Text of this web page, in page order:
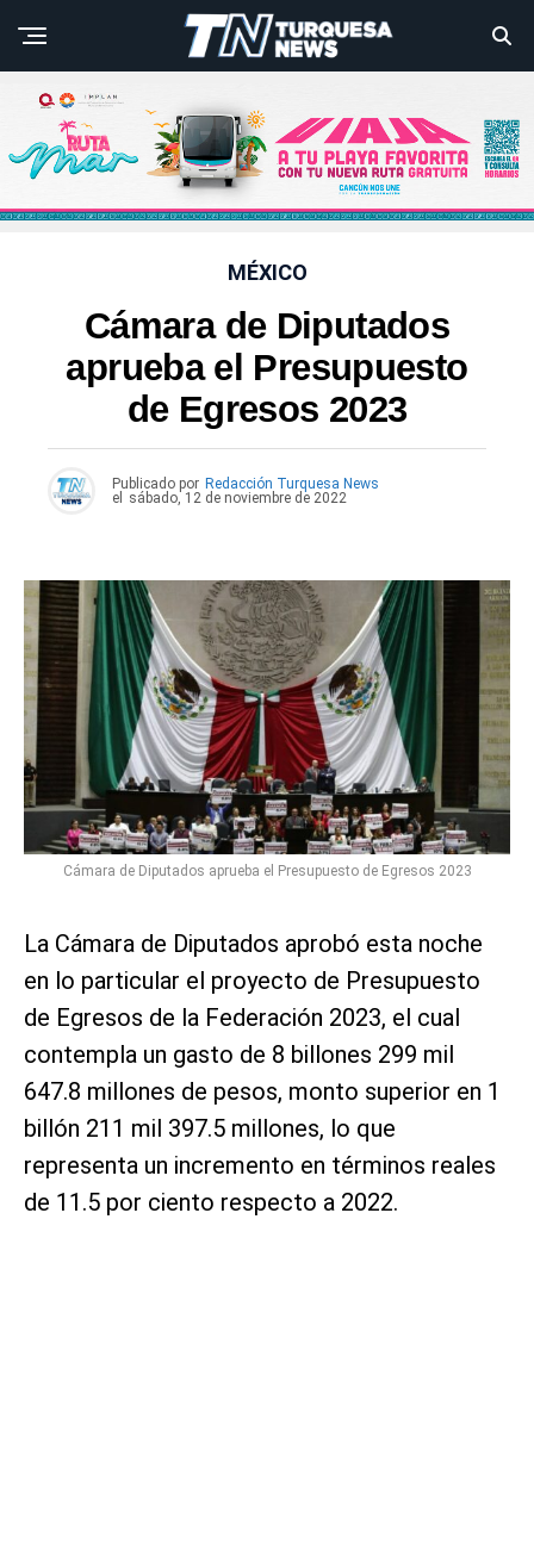
MÉXICO
Cámara de Diputados
aprueba el Presupuesto
de Egresos 2023
Publicado por Redacción Turquesa News
el
sábado, 12 de noviembre de 2022
Cámara de Diputados aprueba el Presupuesto de Egresos 2023
La Cámara de Diputados aprobó esta noche
en lo particular el proyecto de Presupuesto
de Egresos de la Federación 2023, el cual
contempla un gasto de 8 billones 299 mil
647.8 millones de pesos, monto superior en 1
billón 211 mil 397.5 millones, lo que
representa un incremento en términos reales
de 11.5 por ciento respecto a 2022.